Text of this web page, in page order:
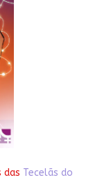
das Tecelãs do